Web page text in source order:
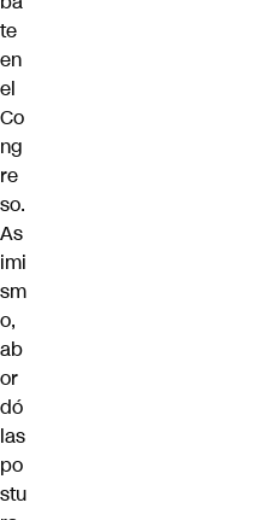
te
en
el
Co
ng
re
so.
As
imi
sm
o,
ab
or
dó
las
po
stu